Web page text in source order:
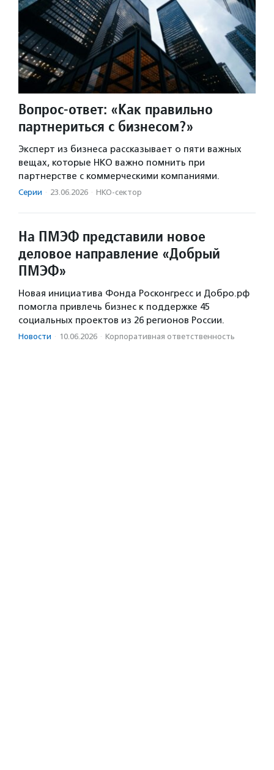
Вопрос-ответ: «Как правильно
партнериться с бизнесом?»
Эксперт из бизнеса рассказывает о пяти важных
вещах, которые НКО важно помнить при
партнерстве с коммерческими компаниями.
Серии · 23.06.2026 · НКО-сектор
На ПМЭФ представили новое
деловое направление «Добрый
ПМЭФ»
Новая инициатива Фонда Росконгресс и Добро.рф
помогла привлечь бизнес к поддержке 45
социальных проектов из 26 регионов России.
Новости · 10.06.2026 · Корпоративная ответственность